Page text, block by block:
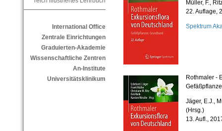
International Office
Zentrale Einrichtungen
Graduierten-Akademie
Wissenschaftliche Zentren
An-Institute
Universitätsklinikum
Müller, F.,
22. Auflage,
Spektrum
Rothmaler -
Jäger, E.J.,
(Hrsg.)
13. Aufl.,